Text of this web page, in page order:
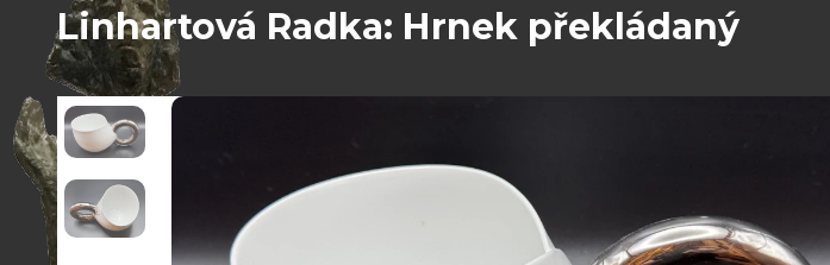
Linhartová Radka: Hrnek překládaný